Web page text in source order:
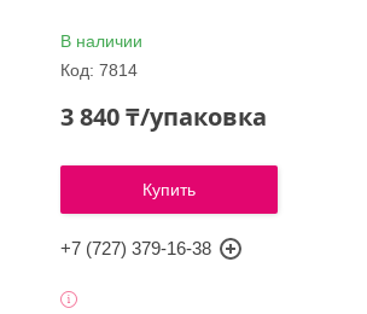
В наличии
Код:7814
3 840 ₸/упаковка
Купить
+7 (727) 379-16-38